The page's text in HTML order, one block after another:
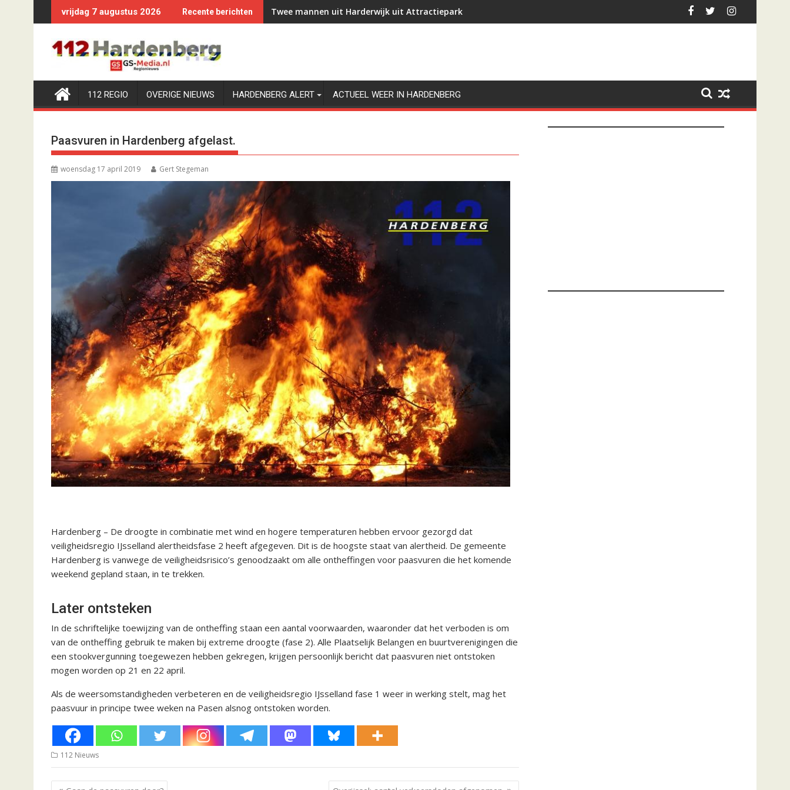
naar
inhoud
vrijdag 7 augustus 2026 Recente berichten Twee mannen uit Harderwijk uit Attractiepark Slagharen gezet na tonen geslachtsdeel
112 REGIO OVERIGE NIEUWS HARDENBERG ALERT ACTUEEL WEER IN HARDENBERG
Paasvuren in Hardenberg afgelast.
woensdag 17 april 2019 Gert Stegeman
Hardenberg – De droogte in combinatie met wind en hogere temperaturen hebben ervoor gezorgd dat
veiligheidsregio IJsselland alertheidsfase 2 heeft afgegeven. Dit is de hoogste staat van alertheid. De gemeente
Hardenberg is vanwege de veiligheidsrisico’s genoodzaakt om alle ontheffingen voor paasvuren die het komende
weekend gepland staan, in te trekken.
Later ontsteken
In de schriftelijke toewijzing van de ontheffing staan een aantal voorwaarden, waaronder dat het verboden is om
van de ontheffing gebruik te maken bij extreme droogte (fase 2). Alle Plaatselijk Belangen en buurtverenigingen die
een stookvergunning toegewezen hebben gekregen, krijgen persoonlijk bericht dat paasvuren niet ontstoken
mogen worden op 21 en 22 april.
Als de weersomstandigheden verbeteren en de veiligheidsregio IJsselland fase 1 weer in werking stelt, mag het
paasvuur in principe twee weken na Pasen alsnog ontstoken worden.
112 Nieuws